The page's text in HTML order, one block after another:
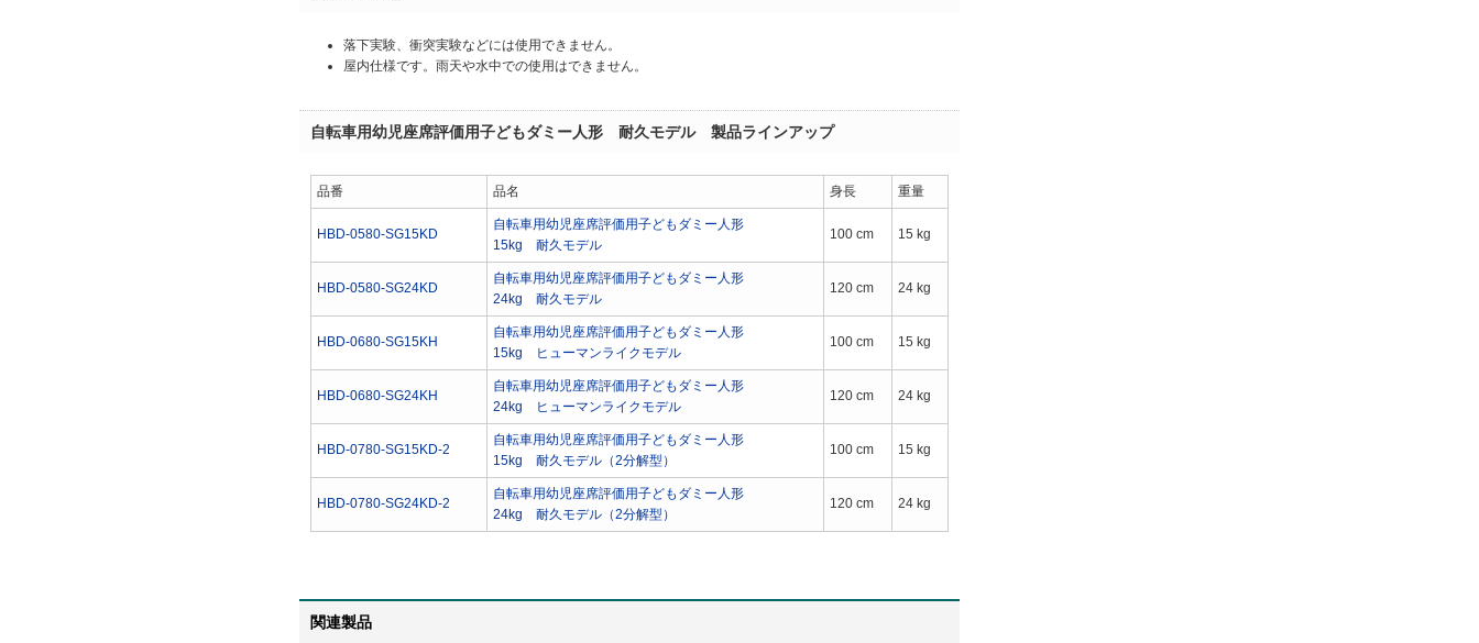
落下実験、衝突実験などには使用できません。
屋内仕様です。雨天や水中での使用はできません。
自転車用幼児座席評価用子どもダミー人形 耐久モデル 製品ラインアップ
品番 品名 身長 重量
HBD-0580-SG15KD
自転車用幼児座席評価用子どもダミー人形
15kg 耐久モデル
100 cm 15 kg
HBD-0580-SG24KD
自転車用幼児座席評価用子どもダミー人形
24kg 耐久モデル
120 cm 24 kg
HBD-0680-SG15KH
自転車用幼児座席評価用子どもダミー人形
15kg ヒューマンライクモデル
100 cm 15 kg
HBD-0680-SG24KH
自転車用幼児座席評価用子どもダミー人形
24kg ヒューマンライクモデル
120 cm 24 kg
HBD-0780-SG15KD-2
自転車用幼児座席評価用子どもダミー人形
15kg 耐久モデル（2分解型）
100 cm 15 kg
HBD-0780-SG24KD-2
自転車用幼児座席評価用子どもダミー人形
24kg 耐久モデル（2分解型）
120 cm 24 kg
関連製品